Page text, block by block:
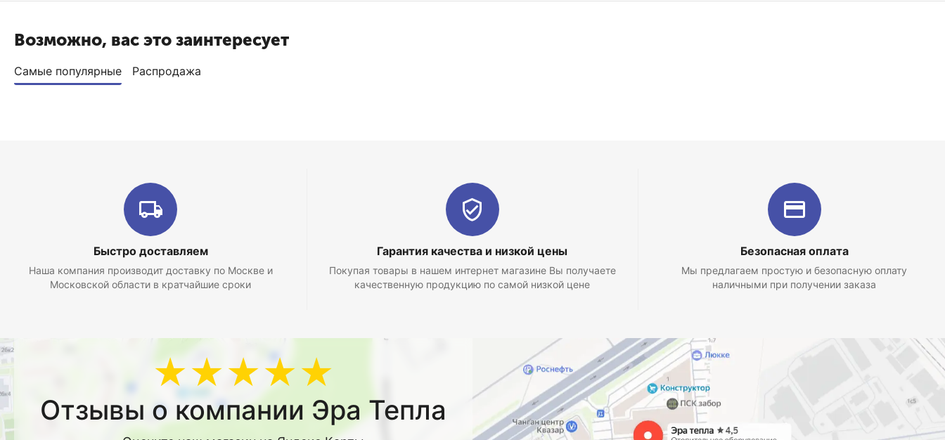
Возможно, вас это заинтересует
Самые популярные Распродажа
Быстро доставляем
Наша компания производит доставку по Москве и
Московской области в кратчайшие сроки
Гарантия качества и низкой цены
Покупая товары в нашем интернет магазине Вы получаете
качественную продукцию по самой низкой цене
Безопасная оплата
Мы предлагаем простую и безопасную оплату
наличными при получении заказа
★★★★★
Отзывы о компании Эра Тепла